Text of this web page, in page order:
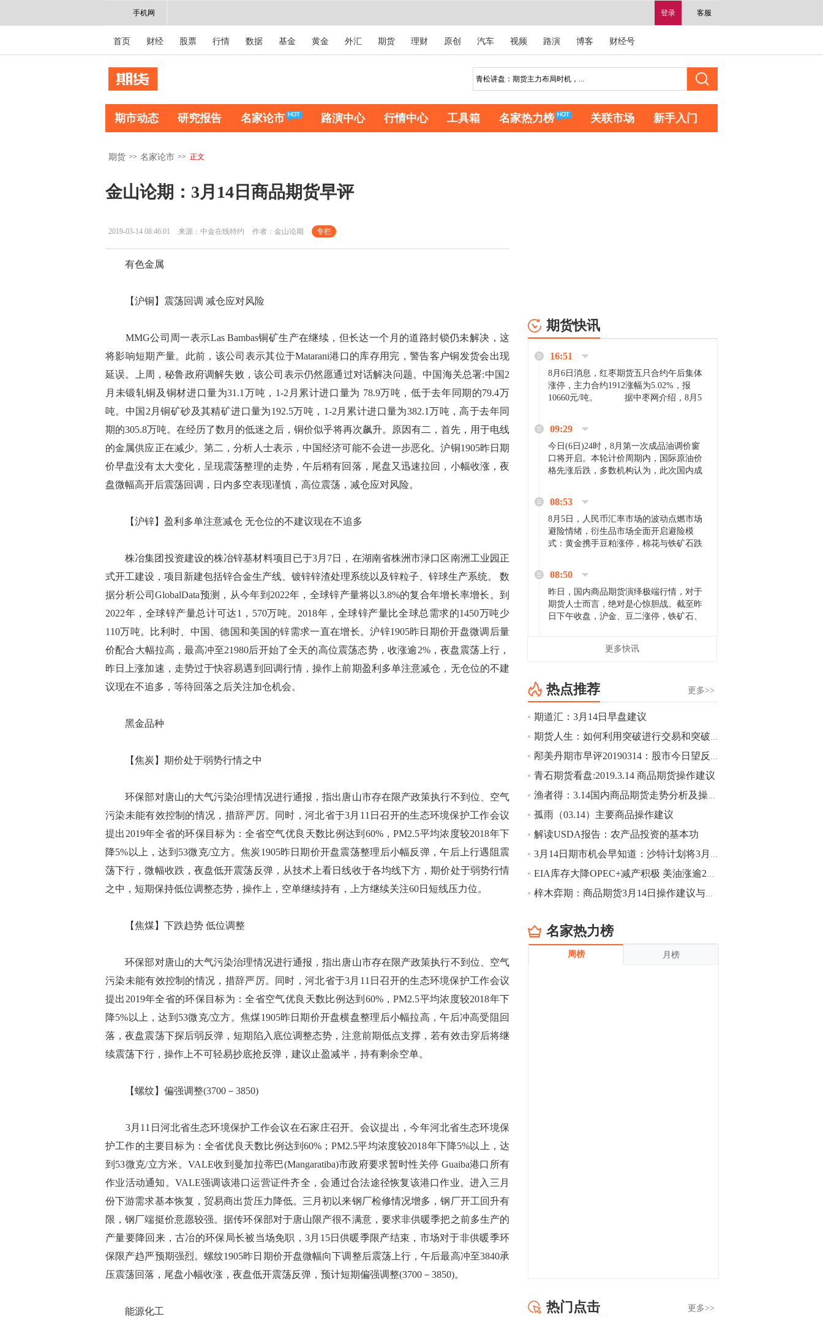
登录 客服
手机网
首页 财经 股票 行情 数据 基金 黄金 外汇 期货 理财 原创 汽车 视频 路演 博客 财经号
期市动态 研究报告 名家论市 路演中心 行情中心 工具箱 名家热力榜 关联市场 新手入门
期货 >> 名家论市 >> 正文
金山论期：3月14日商品期货早评
2019-03-14 08:46:01 来源：中金在线特约 作者：金山论期 专栏
有色金属
【沪铜】震荡回调 减仓应对风险
MMG公司周一表示Las Bambas铜矿生产在继续，但长达一个月的道路封锁仍未解决，这
将影响短期产量。此前，该公司表示其位于Matarani港口的库存用完，警告客户铜发货会出现
延误。上周，秘鲁政府调解失败，该公司表示仍然愿通过对话解决问题。中国海关总署:中国2
月未锻轧铜及铜材进口量为31.1万吨，1-2月累计进口量为 78.9万吨，低于去年同期的79.4万
吨。中国2月铜矿砂及其精矿进口量为192.5万吨，1-2月累计进口量为382.1万吨，高于去年同
期的305.8万吨。在经历了数月的低迷之后，铜价似乎将再次飙升。原因有二，首先，用于电线
的金属供应正在减少。第二，分析人士表示，中国经济可能不会进一步恶化。沪铜1905昨日期
价早盘没有太大变化，呈现震荡整理的走势，午后稍有回落，尾盘又迅速拉回，小幅收涨，夜
盘微幅高开后震荡回调，日内多空表现谨慎，高位震荡，减仓应对风险。
【沪锌】盈利多单注意减仓 无仓位的不建议现在不追多
株冶集团投资建设的株冶锌基材料项目已于3月7日，在湖南省株洲市渌口区南洲工业园正
式开工建设，项目新建包括锌合金生产线、镀锌锌渣处理系统以及锌粒子、锌球生产系统。 数
据分析公司GlobalData预测，从今年到2022年，全球锌产量将以3.8%的复合年增长率增长。到
2022年，全球锌产量总计可达1，570万吨。2018年，全球锌产量比全球总需求的1450万吨少
110万吨。比利时、中国、德国和美国的锌需求一直在增长。沪锌1905昨日期价开盘微调后量
价配合大幅拉高，最高冲至21980后开始了全天的高位震荡态势，收涨逾2%，夜盘震荡上行，
昨日上涨加速，走势过于快容易遇到回调行情，操作上前期盈利多单注意减仓，无仓位的不建
议现在不追多，等待回落之后关注加仓机会。
黑金品种
【焦炭】期价处于弱势行情之中
环保部对唐山的大气污染治理情况进行通报，指出唐山市存在限产政策执行不到位、空气
污染未能有效控制的情况，措辞严厉。同时，河北省于3月11日召开的生态环境保护工作会议
提出2019年全省的环保目标为：全省空气优良天数比例达到60%，PM2.5平均浓度较2018年下
降5%以上，达到53微克/立方。焦炭1905昨日期价开盘震荡整理后小幅反弹，午后上行遇阻震
荡下行，微幅收跌，夜盘低开震荡反弹，从技术上看日线收于各均线下方，期价处于弱势行情
之中，短期保持低位调整态势，操作上，空单继续持有，上方继续关注60日短线压力位。
【焦煤】下跌趋势 低位调整
环保部对唐山的大气污染治理情况进行通报，指出唐山市存在限产政策执行不到位、空气
污染未能有效控制的情况，措辞严厉。同时，河北省于3月11日召开的生态环境保护工作会议
提出2019年全省的环保目标为：全省空气优良天数比例达到60%，PM2.5平均浓度较2018年下
降5%以上，达到53微克/立方。焦煤1905昨日期价开盘横盘整理后小幅拉高，午后冲高受阻回
落，夜盘震荡下探后弱反弹，短期陷入底位调整态势，注意前期低点支撑，若有效击穿后将继
续震荡下行，操作上不可轻易抄底抢反弹，建议止盈减半，持有剩余空单。
【螺纹】偏强调整(3700－3850)
3月11日河北省生态环境保护工作会议在石家庄召开。会议提出，今年河北省生态环境保
护工作的主要目标为：全省优良天数比例达到60%；PM2.5平均浓度较2018年下降5%以上，达
到53微克/立方米。VALE收到曼加拉蒂巴(Mangaratiba)市政府要求暂时性关停 Guaiba港口所有
作业活动通知。VALE强调该港口运营证件齐全，会通过合法途径恢复该港口作业。进入三月
份下游需求基本恢复，贸易商出货压力降低。三月初以来钢厂检修情况增多，钢厂开工回升有
限，钢厂端挺价意愿较强。据传环保部对于唐山限产很不满意，要求非供暖季把之前多生产的
产量要降回来，古冶的环保局长被当场免职，3月15日供暖季限产结束，市场对于非供暖季环
保限产趋严预期强烈。螺纹1905昨日期价开盘微幅向下调整后震荡上行，午后最高冲至3840承
压震荡回落，尾盘小幅收涨，夜盘低开震荡反弹，预计短期偏强调整(3700－3850)。
能源化工
期货快讯
16:51
8月6日消息，红枣期货五只合约午后集体
涨停，主力合约1912涨幅为5.02%，报
10660元/吨。 据中枣网介绍，8月5
家好货依旧惜售挺...
09:29
今日(6日)24时，8月第一次成品油调价窗
口将开启。本轮计价周期内，国际原油价
格先涨后跌，多数机构认为，此次国内成
08:53
8月5日，人民币汇率市场的波动点燃市场
避险情绪，衍生品市场全面开启避险模
式：黄金携手豆粕涨停，棉花与铁矿石跌
场来看，汇率波动...
08:50
昨日，国内商品期货演绎极端行情，对于
期货人士而言，绝对是心惊胆战。截至昨
日下午收盘，沪金、豆二涨停，铁矿石、
[imgnobrwh] src=...
跌幅达6%，报689.5元/吨，刷新近两个月
低位。
14:20
方正有色研究团队：高度重视贵金属的阶
段性机会。自年初以来沪金上涨16.93%，
立涨势，白银将开启补涨，且涨幅超过黄
金，金银比有望高位回归。
13:55
豆二期货主力合约涨停，涨幅达3.98%，报
CBOT大豆期货市场上涨，11月期约收高
影响，夜盘连粕高位窄幅震荡，建议短线
操作为主。 ...
13:54
8月5日消息，内外盘贵金属强劲走升，沪
金主力合约涨停，涨幅3.99%，报334.00
幅扩大至4.4%。
更多快讯
更多>>
热点推荐
期道汇：3月14日早盘建议
期货人生：如何利用突破进行交易和突破交易的风险控制
邴美丹期市早评20190314：股市今日望反弹
青石期货看盘:2019.3.14 商品期货操作建议
渔者得：3.14国内商品期货走势分析及操作建议
孤雨（03.14）主要商品操作建议
解读USDA报告：农产品投资的基本功
3月14日期市机会早知道：沙特计划将3月原油产量进一步降至980万桶/日
EIA库存大降OPEC+减产积极 美油涨逾2%创近四个月新高
梓木弈期：商品期货3月14日操作建议与重点品种推荐
名家热力榜
周榜 月榜
更多>>
热门点击